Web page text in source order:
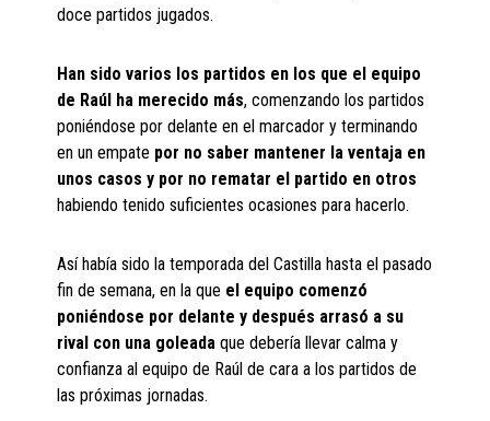
doce partidos jugados.
Han sido varios los partidos en los que el equipo
de Raúl ha merecido más, comenzando los partidos
poniéndose por delante en el marcador y terminando
en un empate por no saber mantener la ventaja en
unos casos y por no rematar el partido en otros
habiendo tenido suficientes ocasiones para hacerlo.
Así había sido la temporada del Castilla hasta el pasado
fin de semana, en la que el equipo comenzó
poniéndose por delante y después arrasó a su
rival con una goleadaque debería llevar calma y
confianza al equipo de Raúl de cara a los partidos de
las próximas jornadas.